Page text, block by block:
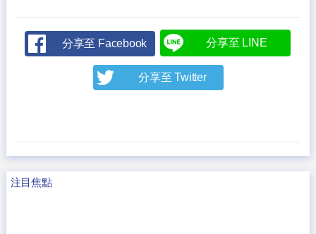
分享至 Facebook 分享至 LINE
分享至 Twitter
注目焦點